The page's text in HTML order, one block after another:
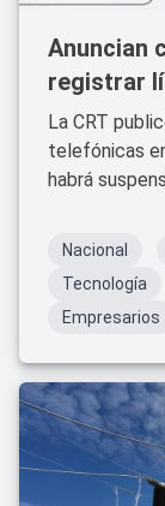
Anuncian
registrar
La CRT
telefónicas
habrá
Nacional
Tecnología
Empresarios